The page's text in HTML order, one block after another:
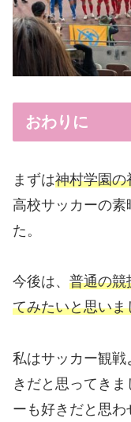
おわりに
まずは神村学園の
高校サッカーの
た。
今後は、 普通の競
てみたいと思いま
私はサッカー観
きだと思ってき
ーも好きだと思わ